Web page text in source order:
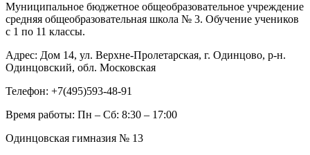
Муниципальное бюджетное общеобразовательное учреждение
средняя общеобразовательная школа № 3. Обучение учеников
с 1 по 11 классы.
Адрес: Дом 14, ул. Верхне-Пролетарская, г. Одинцово, р-н.
Одинцовский, обл. Московская
Телефон: +7(495)593-48-91
Время работы: Пн – Сб: 8:30 – 17:00
Одинцовская гимназия № 13